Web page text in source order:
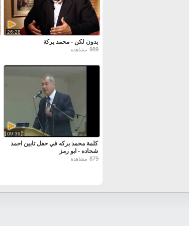
26:28
بدون لكن - محمد بركة
989 مشاهدة
09:39
كلمة محمد بركه في حفل تابين احمد
شحاده - ابو رمز
879 مشاهدة